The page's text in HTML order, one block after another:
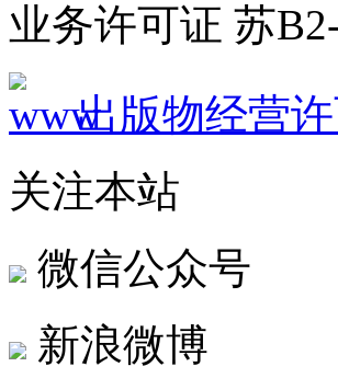
业务许可证 苏
出版物经营
关注本站
微信公众号
新浪微博